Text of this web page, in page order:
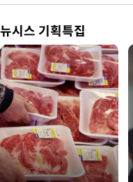
뉴시스 기획특집